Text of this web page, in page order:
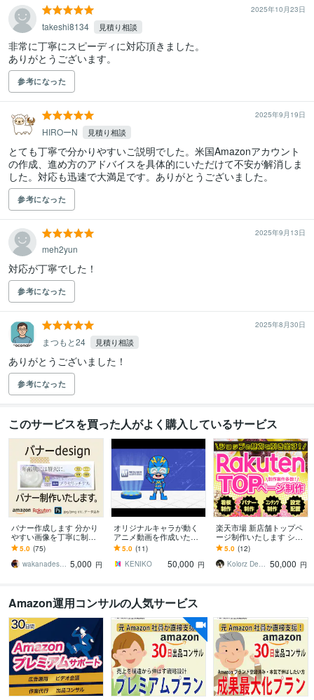
2025年10月23日
takeshi8134 見積り相談
非常に丁寧にスピーディに対応頂きました。
ありがとうございます。
参考になった
2025年9月19日
HIROーN 見積り相談
とても丁寧で分かりやすいご説明でした。米国Amazonアカウント
の作成、進め方のアドバイスを具体的にいただけて不安が解消しま
した。対応も迅速で大満足です。ありがとうございました。
参考になった
2025年9月13日
meh2yun
対応が丁寧でした！
参考になった
2025年8月30日
まつもと24 見積り相談
ありがとうございました！
参考になった
このサービスを買った人がよく購入しているサービス
バナー作成します 分かり
やすい画像を丁寧に制作
します
5.0 (75)
wakanadesign 5,000 円
オリジナルキャラが動く
アニメ動画を作成いたし
ます オリジナルキャラク
ターからアニメーション
までまるごと作成！
5.0 (11)
KENIKO
50,000 円
楽天市場 新店舗トップペ
ージ制作いたします ショ
ップの魅力が伝わるTOP
ページ制作おまかせくだ
さい！
5.0 (12)
Kolorz Design Works 50,000 円
Amazon運用コンサルの人気サービス